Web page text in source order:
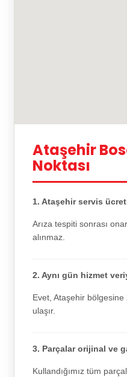
Ataşehir
Noktası
1. Ataşehir servis
Arıza tespiti sonrası
alınmaz.
2. Aynı gün hizmet
Evet, Ataşehir
ulaşır.
3. Parçalar orijinal ve
Kullandığımız tüm